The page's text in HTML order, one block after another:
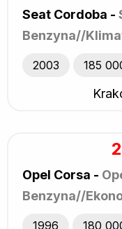
Seat Cordoba -
Benzyna//
2003 185
Opel Corsa -
Benzyna//
1996 180